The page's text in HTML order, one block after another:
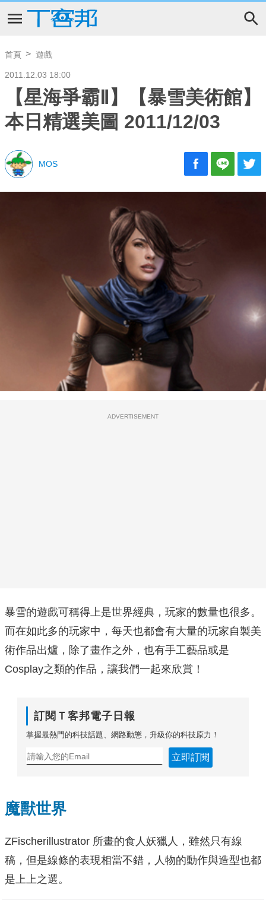
首頁 遊戲
2011.12.03 18:00
【星海爭霸Ⅱ】【暴雪美術館】
本日精選美圖 2011/12/03
MOS
ADVERTISEMENT
暴雪的遊戲可稱得上是世界經典，玩家的數量也很多。
而在如此多的玩家中，每天也都會有大量的玩家自製美
術作品出爐，除了畫作之外，也有手工藝品或是
Cosplay之類的作品，讓我們一起來欣賞！
訂閱Ｔ客邦電子日報
掌握最熱門的科技話題、網路動態，升級你的科技原力！
立即訂閱
魔獸世界
ZFischerillustrator 所畫的食人妖獵人，雖然只有線
稿，但是線條的表現相當不錯，人物的動作與造型也都
是上上之選。